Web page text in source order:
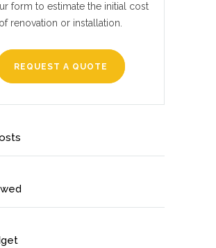
form to estimate the initial cost
of renovation or installation.
REQUEST A QUOTE